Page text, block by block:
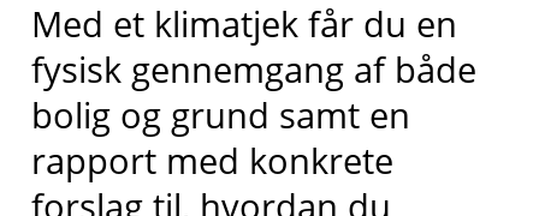
Med et klimatjek får du en
fysisk gennemgang af både
bolig og grund samt en
rapport med konkrete
forslag til, hvordan du